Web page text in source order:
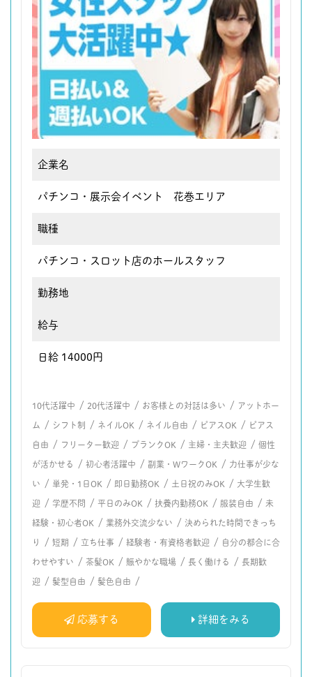
企業名
パチンコ・展示会イベント 花巻エリア
職種
パチンコ・スロット店のホールスタッフ
勤務地
給与
日給 14000円
10代活躍中 / 20代活躍中 / お客様との対話は多い / アットホー
ム / シフト制 / ネイルOK / ネイル自由 / ピアスOK / ピアス
自由 / フリーター歓迎 / ブランクOK / 主婦・主夫歓迎 / 個性
が活かせる / 初心者活躍中 / 副業・WワークOK / 力仕事が少な
い / 単発・1日OK / 即日勤務OK / 土日祝のみOK / 大学生歓
迎 / 学歴不問 / 平日のみOK / 扶養内勤務OK / 服装自由 / 未
経験・初心者OK / 業務外交流少ない / 決められた時間できっち
り / 短期 / 立ち仕事 / 経験者・有資格者歓迎 / 自分の都合に合
わせやすい / 茶髪OK / 賑やかな職場 / 長く働ける / 長期歓
迎 / 髪型自由 / 髪色自由 /
応募する 詳細をみる